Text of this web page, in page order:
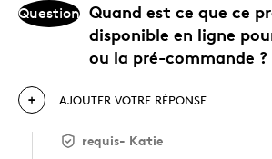
Question Quand est ce que ce
disponible en ligne
ou la pré-commande ?
AJOUTER VOTRE RÉPONSE
requis- Katie